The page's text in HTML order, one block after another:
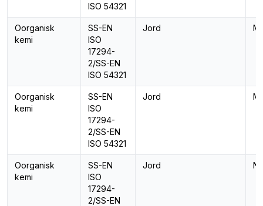
ISO 54321
Oorganisk
kemi
SS-EN
ISO
17294-
2/SS-EN
ISO 54321
Jord
Oorganisk
kemi
SS-EN
ISO
17294-
2/SS-EN
ISO 54321
Jord
Oorganisk
kemi
SS-EN
ISO
17294-
2/SS-EN
Jord